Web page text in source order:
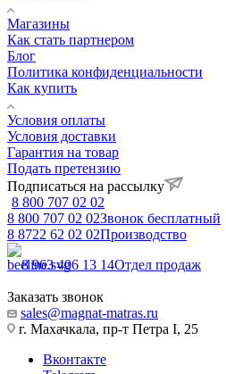
Магазины
Как стать партнером
Блог
Политика конфиденциальности
Как купить
Условия оплаты
Условия доставки
Гарантия на товар
Подать претензию
Подписаться на рассылку
8 800 707 02 02
8 800 707 02 02Звонок бесплатный
8 8722 62 02 02Производство
8 963 406 13 14Отдел продаж
Заказать звонок
sales@magnat-matras.ru
г. Махачкала, пр-т Петра I, 25
Вконтакте